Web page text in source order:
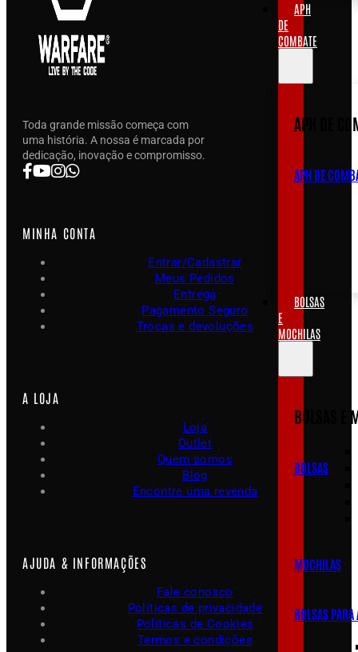
APH
DE
COMBATE
APH DE
APH DE
BOLSAS
E
MOCHILAS
BOLSAS E
BOLSAS
MOCHILAS
BOLSAS
Toda grande missão começa com
uma história. A nossa é marcada por
dedicação, inovação e compromisso.
MINHA CONTA
Entrar/Cadastrar
Meus Pedidos
Entrega
Pagamento Seguro
Trocas e devoluções
A LOJA
Loja
Outlet
Quem somos
Blog
Encontre uma revenda
AJUDA & INFORMAÇÕES
Fale conosco
Políticas de privacidade
Políticas de Cookies
Termos e condições